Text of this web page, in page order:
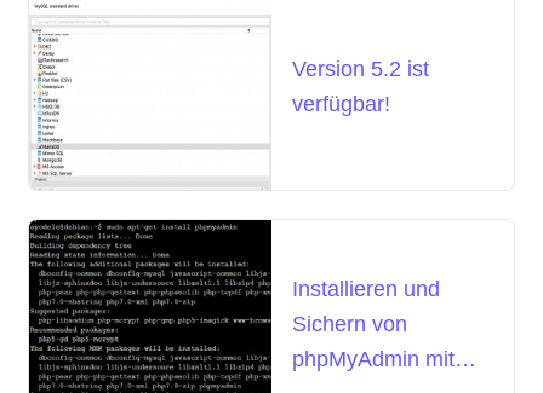
Version 5.2 ist
verfügbar!
Installieren und
Sichern von
phpMyAdmin mit